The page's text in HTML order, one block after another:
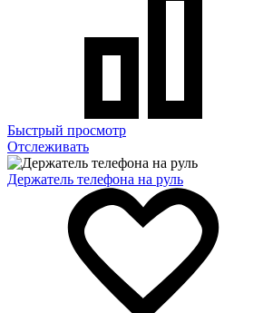
Быстрый просмотр
Отслеживать
Держатель телефона на руль